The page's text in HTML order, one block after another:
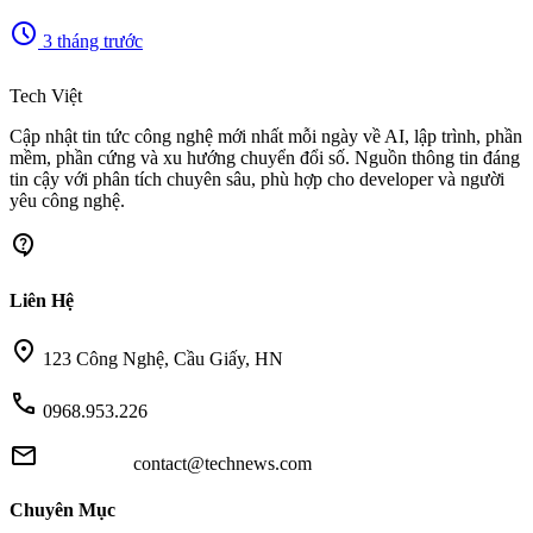
schedule 3 tháng trước
Tech Việt
Cập nhật tin tức công nghệ mới nhất mỗi ngày về AI, lập trình, phần
mềm, phần cứng và xu hướng chuyển đổi số. Nguồn thông tin đáng
tin cậy với phân tích chuyên sâu, phù hợp cho developer và người
yêu công nghệ.
contact_support
Liên Hệ
location_on 123 Công Nghệ, Cầu Giấy, HN
call 0968.953.226
mail contact@technews.com
Chuyên Mục